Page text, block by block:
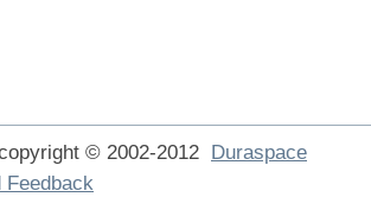
© 2002-2012 Duraspace
Feedback